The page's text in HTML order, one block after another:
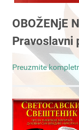
OBOŽENjE
Pravoslavni
Preuzmite